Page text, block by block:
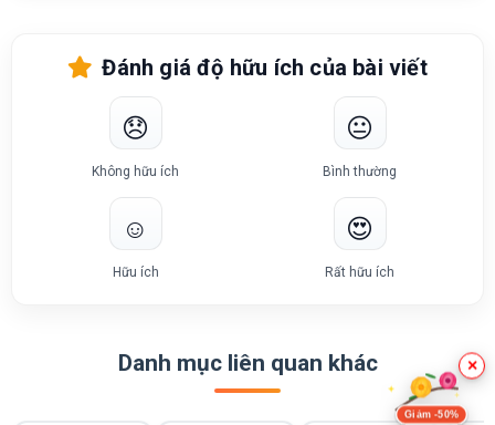
Đánh giá độ hữu ích của bài viết
😞
Không hữu ích
😐
Bình thường
☺️
Hữu ích
😍
Rất hữu ích
Danh mục liên quan khác ×
Giảm -50%